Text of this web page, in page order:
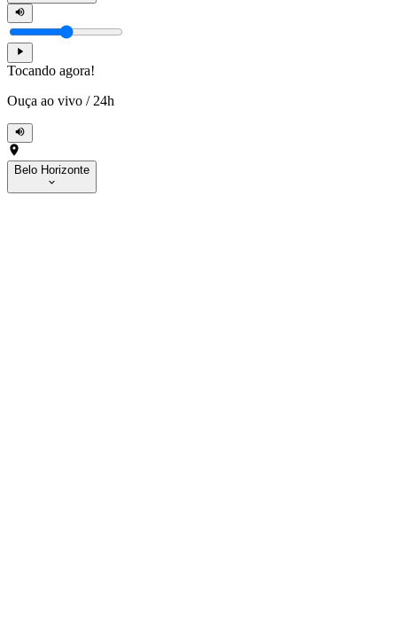
Tocando agora!
Ouça ao vivo / 24h
Belo Horizonte